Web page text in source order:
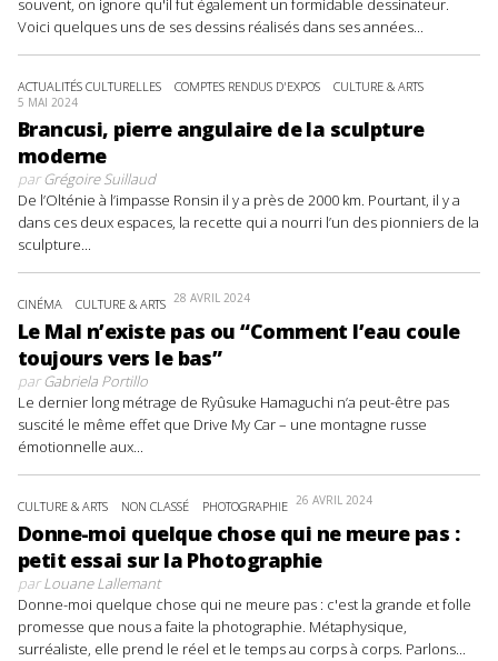
souvent, on ignore qu'il fut également un formidable dessinateur.
Voici quelques uns de ses dessins réalisés dans ses années...
ACTUALITÉS CULTURELLES COMPTES RENDUS D'EXPOS CULTURE & ARTS
5 MAI 2024
Brancusi, pierre angulaire de la sculpture
moderne
parGrégoire Suillaud
De l’Olténie à l’impasse Ronsin il y a près de 2000 km. Pourtant, il y a
dans ces deux espaces, la recette qui a nourri l’un des pionniers de la
sculpture...
CINÉMA CULTURE & ARTS 28 AVRIL 2024
Le Mal n’existe pas ou “Comment l’eau coule
toujours vers le bas”
parGabriela Portillo
Le dernier long métrage de Ryûsuke Hamaguchi n’a peut-être pas
suscité le même effet que Drive My Car – une montagne russe
émotionnelle aux...
CULTURE & ARTS NON CLASSÉ PHOTOGRAPHIE 26 AVRIL 2024
Donne-moi quelque chose qui ne meure pas :
petit essai sur la Photographie
parLouane Lallemant
Donne-moi quelque chose qui ne meure pas : c'est la grande et folle
promesse que nous a faite la photographie. Métaphysique,
surréaliste, elle prend le réel et le temps au corps à corps. Parlons...